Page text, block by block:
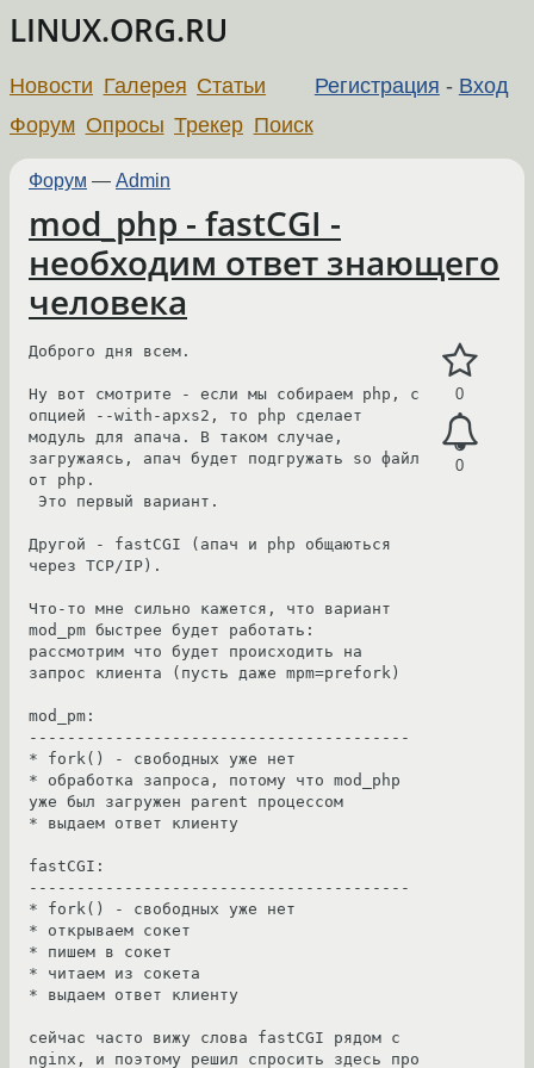
LINUX.ORG.RU
Регистрация - Вход
Новости Галерея Статьи
Форум Опросы Трекер Поиск
Форум — Admin
mod_php - fastCGI -
необходим ответ знающего
человека
0
0
Доброго дня всем.
Ну вот смотрите - если мы собираем php, с
опцией --with-apxs2, то php сделает
модуль для апача. В таком случае,
загружаясь, апач будет подгружать so файл
от php.
Другой - fastCGI (апач и php общаються
через TCP/IP).
Что-то мне сильно кажется, что вариант
mod_pm быстрее будет работать:
рассмотрим что будет происходить на
запрос клиента (пусть даже mpm=prefork)
mod_pm:
----------------------------------------
* fork() - свободных уже нет
* обработка запроса, потому что mod_php
уже был загружен parent процессом
* выдаем ответ клиенту
fastCGI:
----------------------------------------
* fork() - свободных уже нет
* открываем сокет
* пишем в сокет
* читаем из сокета
* выдаем ответ клиенту
сейчас часто вижу слова fastCGI рядом с
nginx, и поэтому решил спросить здесь про